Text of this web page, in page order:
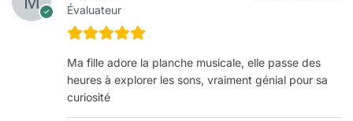
Évaluateur
Ma fille adore la planche musicale, elle passe des
heures à explorer les sons, vraiment génial pour sa
curiosité